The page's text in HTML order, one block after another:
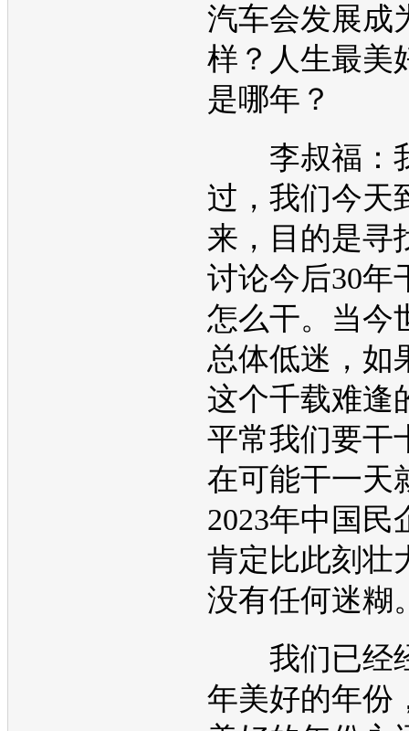
汽车会发展成
样？人生最美
是哪年？
李叔福：
过，我们今天
来，目的是寻
讨论今后30年
怎么干。当今
总体低迷，如
这个千载难逢
平常我们要干
在可能干一天
2023年中国民
肯定比此刻壮
没有任何迷糊
我们已经
年美好的年份